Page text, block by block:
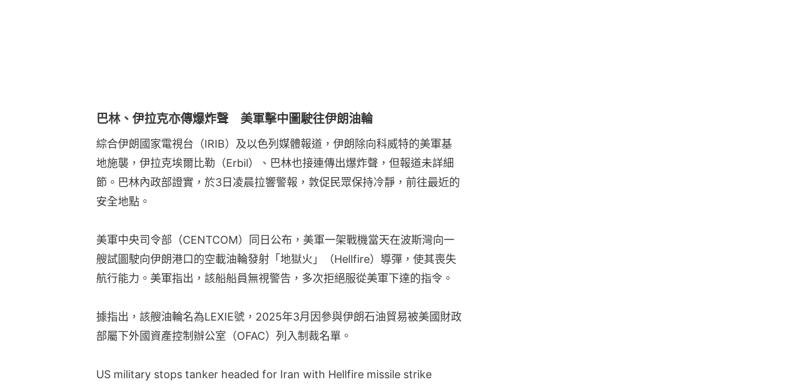
巴林、伊拉克亦傳爆炸聲 美軍擊中圖駛往伊朗油輪
綜合伊朗國家電視台（IRIB）及以色列媒體報道，伊朗除向科威特的美軍基
地施襲，伊拉克埃爾比勒（Erbil）、巴林也接連傳出爆炸聲，但報道未詳細
節。巴林內政部證實，於3日凌晨拉響警報，敦促民眾保持冷靜，前往最近的
安全地點。
美軍中央司令部（CENTCOM）同日公布，美軍一架戰機當天在波斯灣向一
艘試圖駛向伊朗港口的空載油輪發射「地獄火」（Hellfire）導彈，使其喪失
航行能力。美軍指出，該船船員無視警告，多次拒絕服從美軍下達的指令。
據指出，該艘油輪名為LEXIE號，2025年3月因參與伊朗石油貿易被美國財政
部屬下外國資產控制辦公室（OFAC）列入制裁名單。
US military stops tanker headed for Iran with Hellfire missile strike